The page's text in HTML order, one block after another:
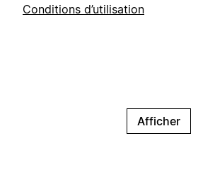
Conditions d’utilisation
Afficher